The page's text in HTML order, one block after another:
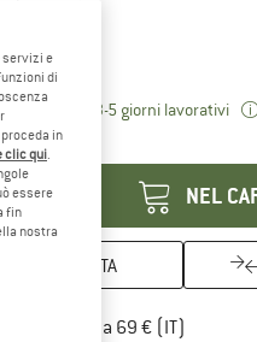
61 cm
consegna: 3-5 giorni lavorativi
NEL
ANNOTA
Porto franco da 69 € (IT)
servizi e
di
in
clic qui.
essere
fin
nostra